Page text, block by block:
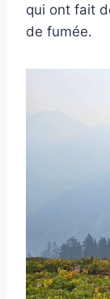
qui ont fait
de fumée.